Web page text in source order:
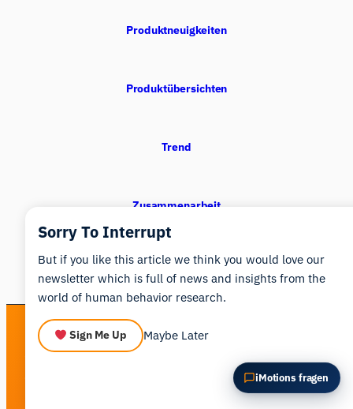
Produktneuigkeiten
Produktübersichten
Trend
Zusammenarbeit
See human behavior in a new light
Get a personalized walkthrough of the iMotions platform.
iMotions fragen
Wie könnte ich das anwenden?
Sorry To Interrupt
But if you like this article we think you would love our
newsletter which is full of news and insights from the
world of human behavior research.
Sign Me Up Maybe Later